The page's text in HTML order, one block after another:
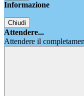
Informazione
Chiudi
Attendere...
Attendere il